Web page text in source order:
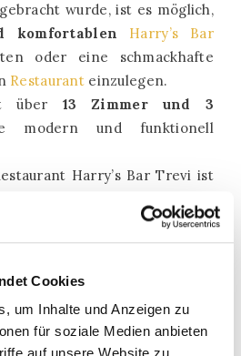
Cookies
um Inhalte und Anzeigen zu
für soziale Medien anbieten
wurde, ist es möglich,
komfortablen
Harry’s Bar
oder eine schmackhafte
Restaurant einzulegen.
über 13 Zimmer und 3
modern und funktionell
Harry’s Bar Trevi ist
die nach Originalrezepten
Zutaten zubereitet
Klassikern kann man die